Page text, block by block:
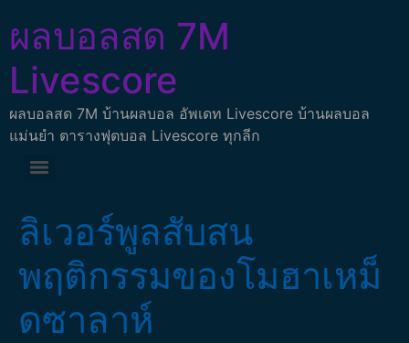
ผลบอลสด 7M
Livescore
ผลบอลสด 7M บ้านผลบอล อัพเดท Livescore บ้านผลบอล
แม่นยำ ตารางฟุตบอล Livescore ทุกลีก
ลิเวอร์พูลสับสน
พฤติกรรมของโมฮาเหม็
ดซาลาห์